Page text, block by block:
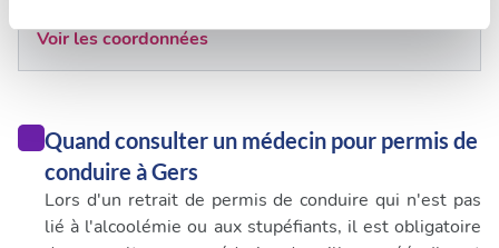
Les cookies nous permettent de personnaliser le contenu
notre site avec nos partenaires de médias sociaux, de
publicité et d'analyse, qui peuvent combiner celles-ci
avec d'autres informations que vous leur avez fournies
ou qu'ils ont collectées lors de votre utilisation de leurs
services.
Voir les coordonnées
Quand consulter un médecin pour permis de
conduire à Gers
Lors d'un retrait de permis de conduire qui n'est pas
lié à l'alcoolémie ou aux stupéfiants, il est obligatoire